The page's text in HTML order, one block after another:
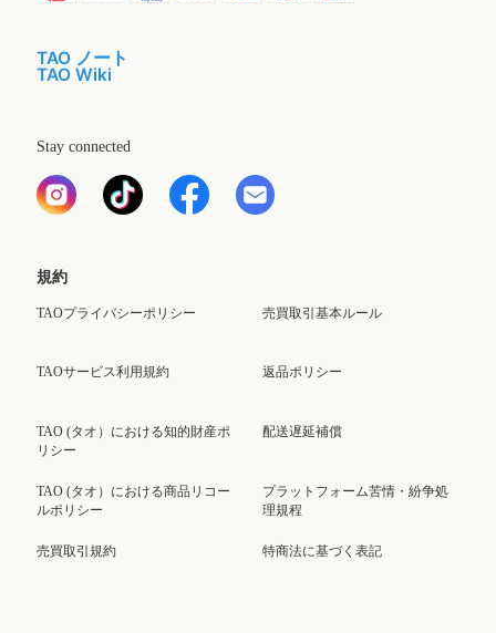
TAO ノート
TAO Wiki
Stay connected
規約
TAOプライバシーポリシー
TAOサービス利用規約
TAO (タオ）における知的財産ポ
リシー
TAO (タオ）における商品リコー
ルポリシー
売買取引規約
売買取引基本ルール
返品ポリシー
配送遅延補償
プラットフォーム苦情・紛争処
理規程
特商法に基づく表記